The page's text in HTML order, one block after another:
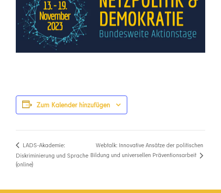
Zum Kalender hinzufügen
LADS-Akademie:
Diskriminierung und Sprache
(online)
Webtalk: Innovative Ansätze der politischen
Bildung und universellen Präventionsarbeit